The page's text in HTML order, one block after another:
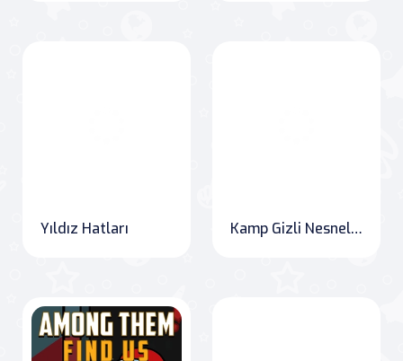
Yıldız Hatları Kamp Gizli Nesneleri